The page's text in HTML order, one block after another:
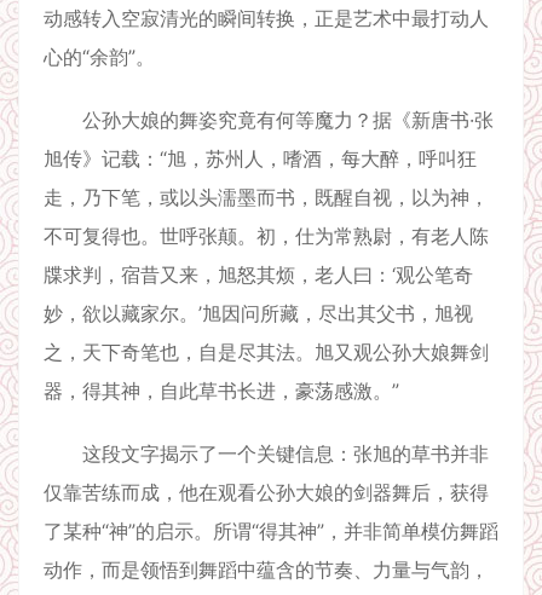
动感转入空寂清光的瞬间转换，正是艺术中最打动人
心的“余韵”。
公孙大娘的舞姿究竟有何等魔力？据《新唐书·张
旭传》记载：“旭，苏州人，嗜酒，每大醉，呼叫狂
走，乃下笔，或以头濡墨而书，既醒自视，以为神，
不可复得也。世呼张颠。初，仕为常熟尉，有老人陈
牒求判，宿昔又来，旭怒其烦，老人曰：‘观公笔奇
妙，欲以藏家尔。’旭因问所藏，尽出其父书，旭视
之，天下奇笔也，自是尽其法。旭又观公孙大娘舞剑
器，得其神，自此草书长进，豪荡感激。”
这段文字揭示了一个关键信息：张旭的草书并非
仅靠苦练而成，他在观看公孙大娘的剑器舞后，获得
了某种“神”的启示。所谓“得其神”，并非简单模仿舞蹈
动作，而是领悟到舞蹈中蕴含的节奏、力量与气韵，